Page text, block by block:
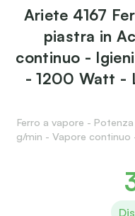
Ariete 4167
piastra in
continuo -
- 1200 Watt -
Ferro a vapore -
g/min - Vapore